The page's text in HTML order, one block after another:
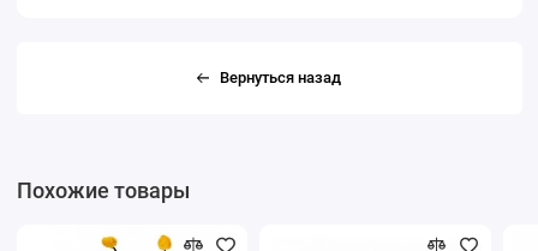
Вернуться назад
Похожие товары